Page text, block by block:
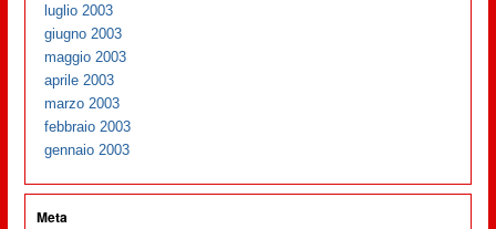
luglio 2003
giugno 2003
maggio 2003
aprile 2003
marzo 2003
febbraio 2003
gennaio 2003
Meta